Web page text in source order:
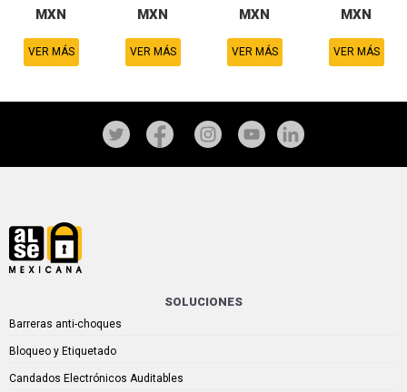
MXN
VER MÁS
MXN
VER MÁS
MXN
VER MÁS
MXN
VER MÁS
SOLUCIONES
Barreras anti-choques
Bloqueo y Etiquetado
Candados Electrónicos Auditables